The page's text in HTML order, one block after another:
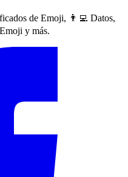
de Emoji, 👨‍💻 Datos,
y más.